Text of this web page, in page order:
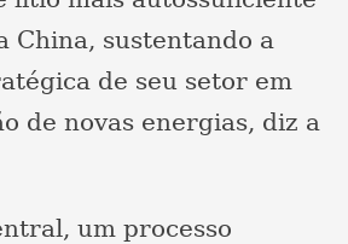
China, sustentando a
de seu setor em
de novas energias, diz a
um processo